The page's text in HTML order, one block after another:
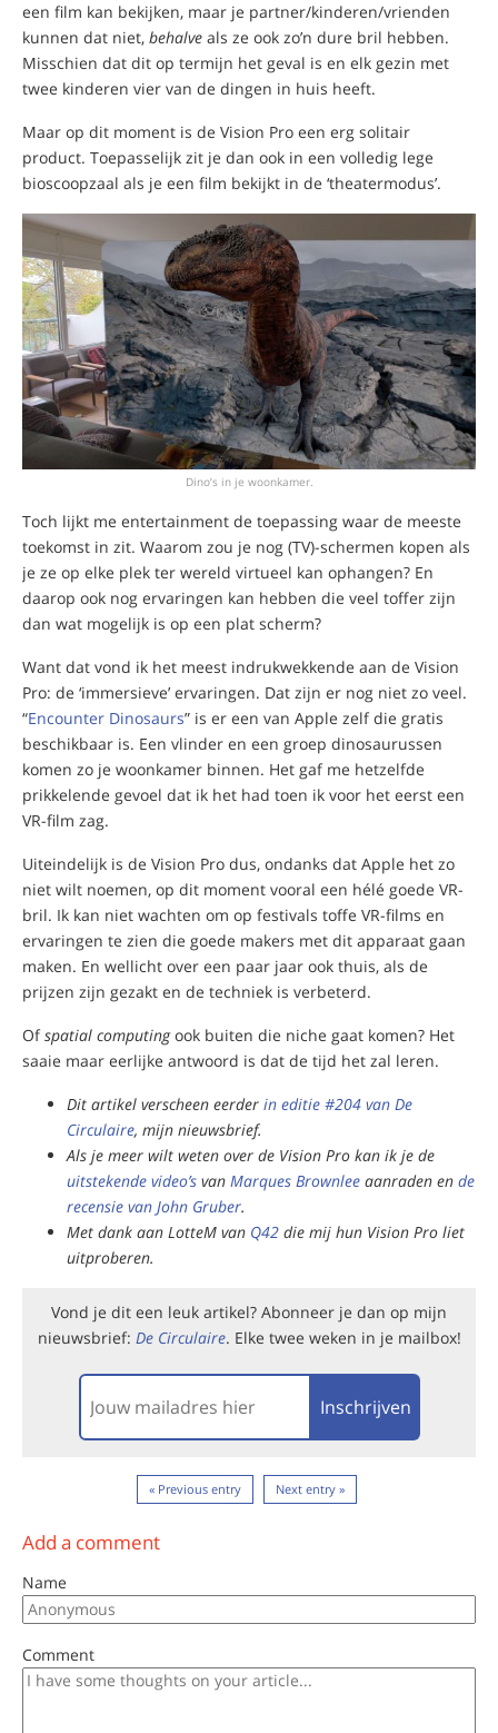
een film kan bekijken, maar je partner/kinderen/vrienden
kunnen dat niet, behalve als ze ook zo’n dure bril hebben.
Misschien dat dit op termijn het geval is en elk gezin met
twee kinderen vier van de dingen in huis heeft.
Maar op dit moment is de Vision Pro een erg solitair
product. Toepasselijk zit je dan ook in een volledig lege
bioscoopzaal als je een film bekijkt in de ‘theatermodus’.
Dino’s in je woonkamer.
Toch lijkt me entertainment de toepassing waar de meeste
toekomst in zit. Waarom zou je nog (TV)-schermen kopen als
je ze op elke plek ter wereld virtueel kan ophangen? En
daarop ook nog ervaringen kan hebben die veel toffer zijn
dan wat mogelijk is op een plat scherm?
Want dat vond ik het meest indrukwekkende aan de Vision
Pro: de ‘immersieve’ ervaringen. Dat zijn er nog niet zo veel.
“Encounter Dinosaurs” is er een van Apple zelf die gratis
beschikbaar is. Een vlinder en een groep dinosaurussen
komen zo je woonkamer binnen. Het gaf me hetzelfde
prikkelende gevoel dat ik het had toen ik voor het eerst een
VR-film zag.
Uiteindelijk is de Vision Pro dus, ondanks dat Apple het zo
niet wilt noemen, op dit moment vooral een hélé goede VR-
bril. Ik kan niet wachten om op festivals toffe VR-films en
ervaringen te zien die goede makers met dit apparaat gaan
maken. En wellicht over een paar jaar ook thuis, als de
prijzen zijn gezakt en de techniek is verbeterd.
Ofspatial computingook buiten die niche gaat komen? Het
saaie maar eerlijke antwoord is dat de tijd het zal leren.
Dit artikel verscheen eerder in editie #204 van De
Circulaire, mijn nieuwsbrief.
Als je meer wilt weten over de Vision Pro kan ik je de
uitstekende video’s van Marques Brownlee aanraden en de
recensie van John Gruber.
Met dank aan LotteM van Q42 die mij hun Vision Pro liet
uitproberen.
Vond je dit een leuk artikel? Abonneer je dan op mijn
nieuwsbrief: De Circulaire. Elke twee weken in je mailbox!
Inschrijven
« Previous entry Next entry »
Add a comment
Name
Comment